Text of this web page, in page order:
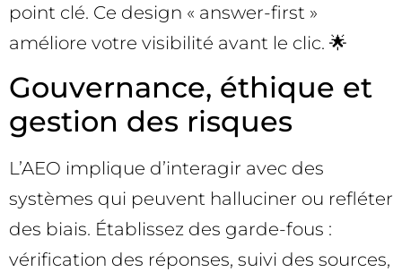
point clé. Ce design « answer-first »
améliore votre visibilité avant le clic. 🌟
Gouvernance, éthique et
gestion des risques
L’AEO implique d’interagir avec des
systèmes qui peuvent halluciner ou refléter
des biais. Établissez des garde-fous :
vérification des réponses, suivi des sources,